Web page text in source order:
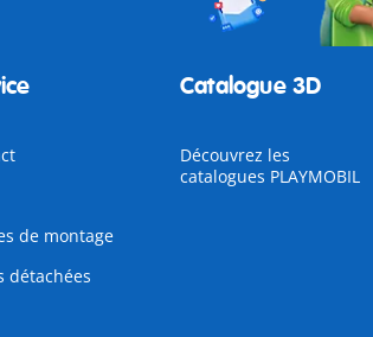
de montage
détachées
Catalogue 3D
Découvrez les
catalogues PLAYMOBIL